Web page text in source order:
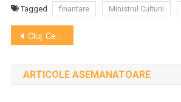
Tagged finantare Ministrul Culturii
Navigare
în
articole
Cluj: Cercetare academică despre alimentaţia de odinioară a ţăranilor, în documente etnografice şi lingvistice
ARTICOLE ASEMANATOARE